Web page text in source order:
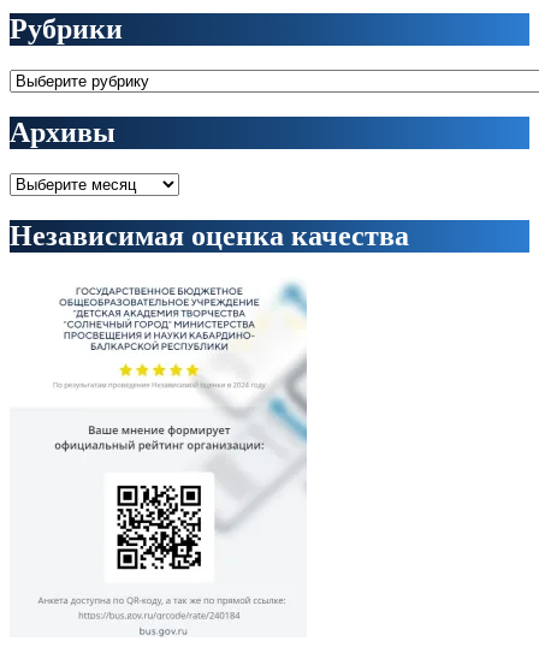
Рубрики
Рубрики
Архивы
Архивы
Независимая оценка качества